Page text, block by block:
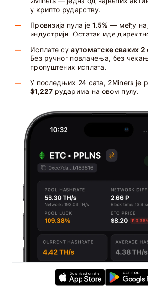
у крипто рударству.
Провизија пула је1.5% — међу
индустрији. Остатак иде
Исплате суаутоматске сваких 2
Без ручног повлачења, без
пропуштених исплата.
У последњих 24 сата, 2Miners је
$1,227рударима на овом пулу.